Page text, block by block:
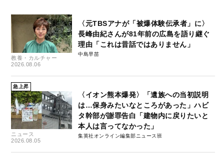
教養・カルチャー
2026.08.06
〈元TBSアナが「被爆体験伝承者」に〉
長峰由紀さんが81年前の広島を語り継ぐ
理由「これは昔話ではありません」
中島早苗
急上昇
ニュース
2026.08.05
〈イオン熊本爆発〉「遺族への当初説明
は…保身みたいなところがあった」ハビ
タ幹部が謝罪告白「建物内に戻りたいと
本人は言ってなかった」
集英社オンライン編集部ニュース班